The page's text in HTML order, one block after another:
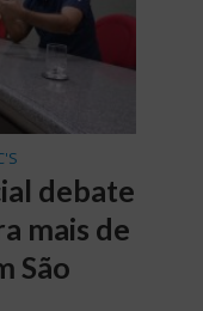
debate
mais de
São